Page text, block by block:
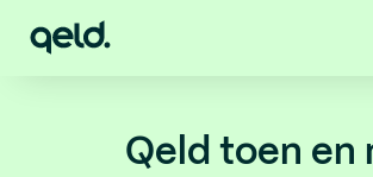
Qeld toen en